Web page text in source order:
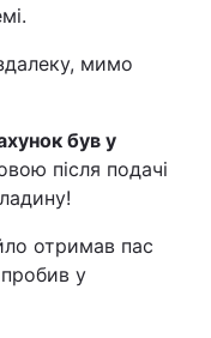
мимо
був у
після подачі
отримав пас
пробив у